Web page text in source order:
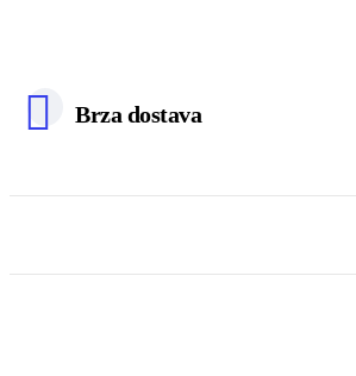
Brza dostava